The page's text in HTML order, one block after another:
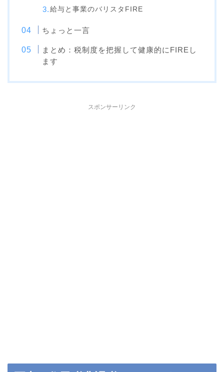
給与と事業のバリスタFIRE
ちょっと一言
まとめ：税制度を把握して健康的にFIREし
ます
スポンサーリンク